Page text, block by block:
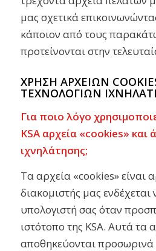
μας σχετικά
κάποιον από τους
προτείνονται στην
ΧΡΗΣΗ ΑΡΧΕΙΩΝ
ΤΕΧΝΟΛΟΓΙΩΝ
Για ποιο λόγο
KSA αρχεία «cookies» και
ιχνηλάτησης;
Τα αρχεία «cookies» είναι
διακομιστής μας ενδέχεται
υπολογιστή σας όταν
ιστότοπο της KSA. Αυτά τα
αποθηκεύονται προσωρινά